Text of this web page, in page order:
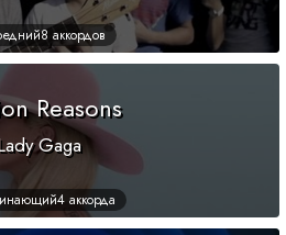
8 аккордов
Reasons
Gaga
4 аккорда